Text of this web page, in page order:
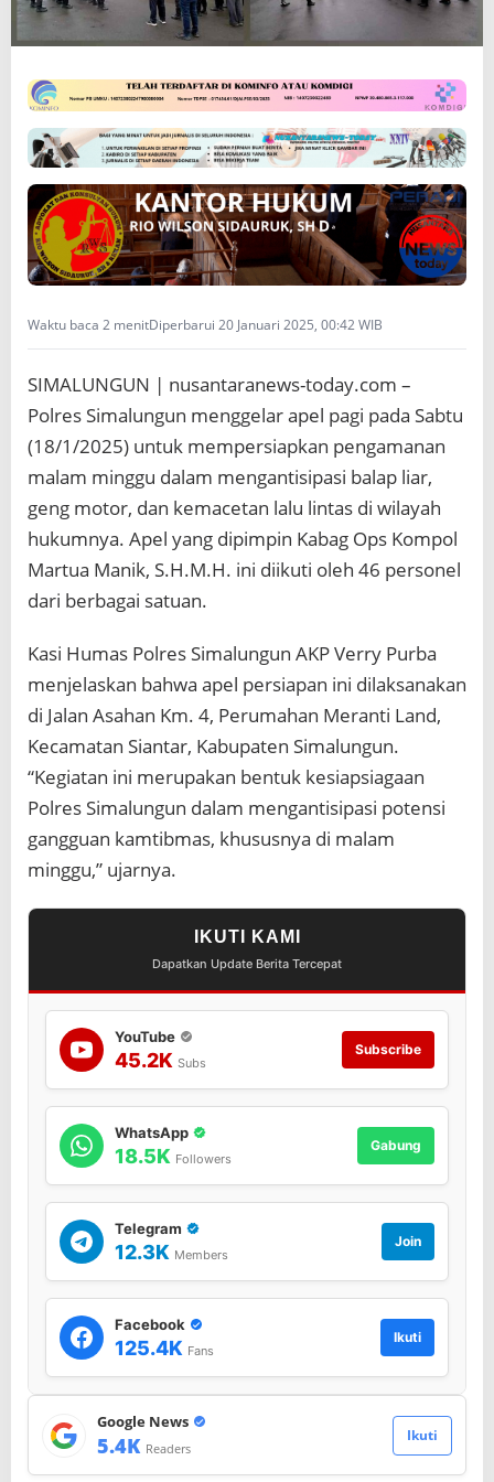
e
l
n
t
i
s
i
p
a
s
i
B
a
a
p
i
a
r
d
i
M
l
a
M
n
g
Waktu baca 2 menitDiperbarui 20 Januari 2025, 00:42 WIB
SIMALUNGUN | nusantaranews-today.com –
Polres Simalungun menggelar apel pagi pada Sabtu
(18/1/2025) untuk mempersiapkan pengamanan
malam minggu dalam mengantisipasi balap liar,
geng motor, dan kemacetan lalu lintas di wilayah
hukumnya. Apel yang dipimpin Kabag Ops Kompol
Martua Manik, S.H.M.H. ini diikuti oleh 46 personel
dari berbagai satuan.
Kasi Humas Polres Simalungun AKP Verry Purba
menjelaskan bahwa apel persiapan ini dilaksanakan
di Jalan Asahan Km. 4, Perumahan Meranti Land,
Kecamatan Siantar, Kabupaten Simalungun.
“Kegiatan ini merupakan bentuk kesiapsiagaan
Polres Simalungun dalam mengantisipasi potensi
gangguan kamtibmas, khususnya di malam
minggu,” ujarnya.
IKUTI KAMI
Dapatkan Update Berita Tercepat
YouTube
45.2K Subs
Subscribe
WhatsApp
18.5K Followers
Gabung
Telegram
12.3K Members
Join
Facebook
125.4K Fans
Ikuti
Google News
5.4K Readers
Ikuti